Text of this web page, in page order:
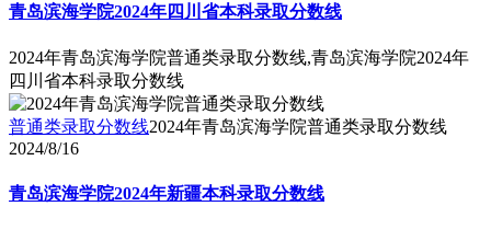
青岛滨海学院2024年四川省本科录取分数线
2024年青岛滨海学院普通类录取分数线,青岛滨海学院2024年
四川省本科录取分数线
普通类录取分数线2024年青岛滨海学院普通类录取分数线
2024/8/16
青岛滨海学院2024年新疆本科录取分数线